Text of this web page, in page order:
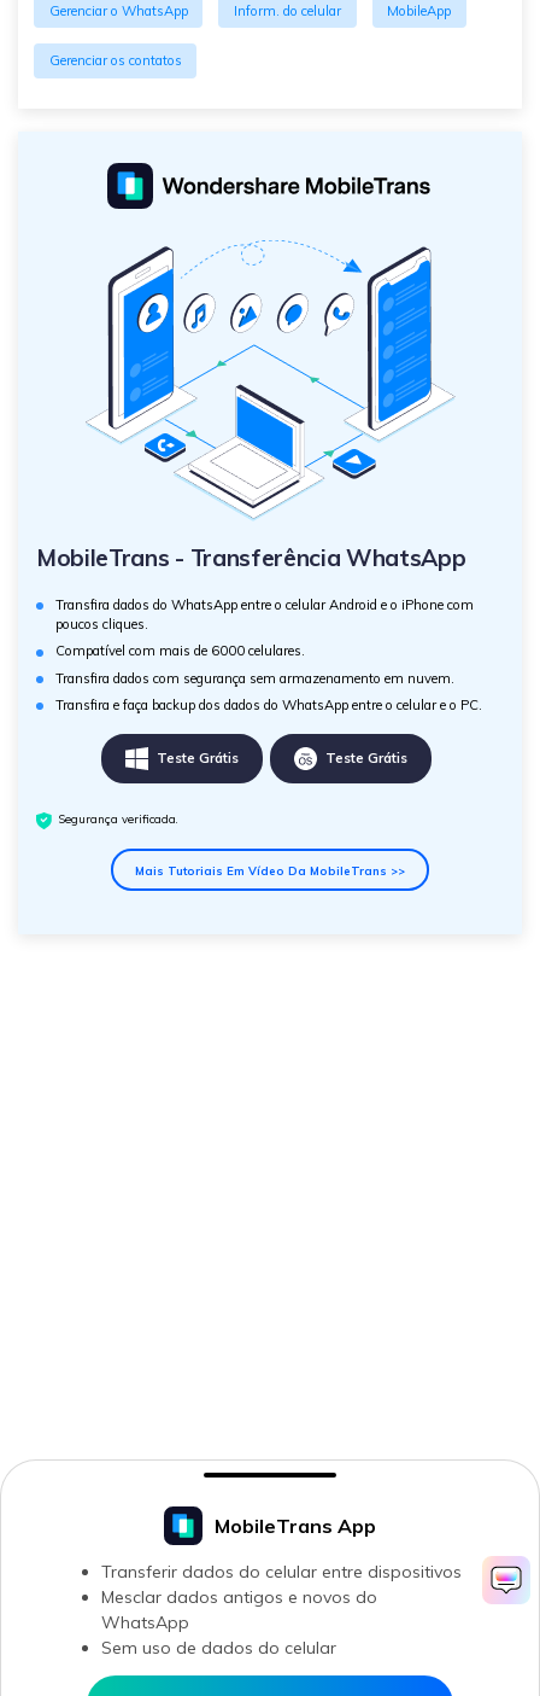
MobileTrans App
Transferir dados do celular entre dispositivos
Mesclar dados antigos e novos do
WhatsApp
Sem uso de dados do celular
Gerenciar o WhatsApp Inform. do celular MobileApp
Gerenciar os contatos
MobileTrans - Transferência WhatsApp
Transfira dados do WhatsApp entre o celular Android e o iPhone com
poucos cliques.
Compatível com mais de 6000 celulares.
Transfira dados com segurança sem armazenamento em nuvem.
Transfira e faça backup dos dados do WhatsApp entre o celular e o PC.
Teste Grátis Teste Grátis
Segurança verificada.
Mais Tutoriais Em Vídeo Da MobileTrans >>